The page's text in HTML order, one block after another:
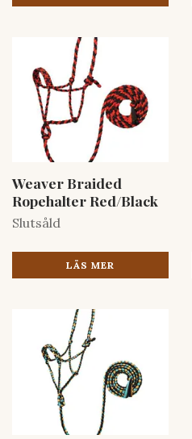
Weaver Braided
Ropehalter Red/Black
Slutsåld
LÄS MER